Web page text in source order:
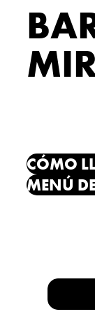
CÓMO
MENÚ